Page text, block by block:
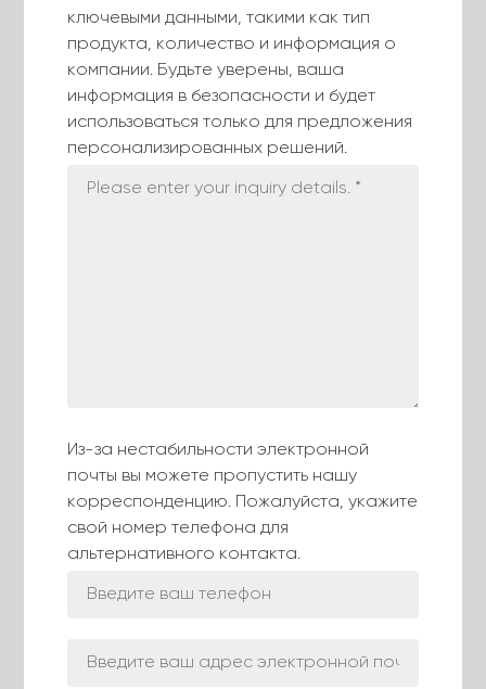
Благодаря профессиональной команде
экспертов по НИОКР, передовым технологиям
обработки данных и твердой приверженности
компания HeChang Intelligence стремится
области жгутов проводов.
необходимости наш технический персонал
окажет помощь на месте.
Компания Changzhou Hechang Intelligent
Technology Co., Ltd. специализируется на
для обработки жгутов проводов,
максимальной удовлетворенности клиентов.
ключевыми данными, такими как тип
продукта, количество и информация о
компании. Будьте уверены, ваша
информация в безопасности и будет
использоваться только для предложения
персонализированных решений.
Из-за нестабильности электронной
почты вы можете пропустить нашу
корреспонденцию. Пожалуйста, укажите
свой номер телефона для
альтернативного контакта.